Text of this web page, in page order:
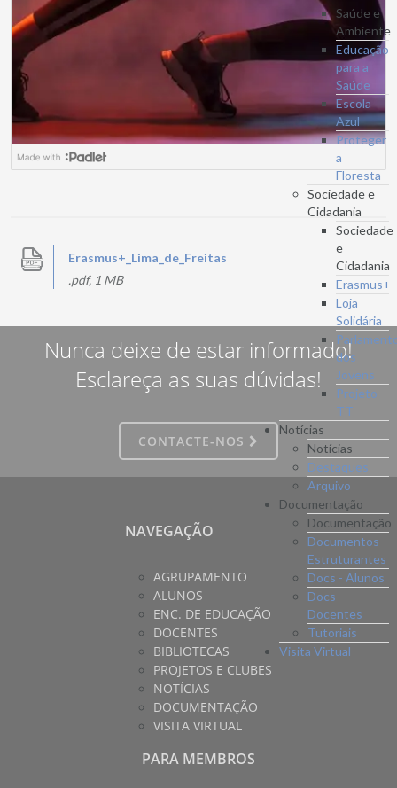
Saúde e
Ambiente
Educação
para a
Saúde
Escola
Azul
Proteger
a
Floresta
Sociedade e
Cidadania
Sociedade
e
Cidadania
Erasmus+
Loja
Solidária
dos
Jovens
Projeto
TT
Notícias
Notícias
Destaques
Arquivo
Documentação
Documentação
Documentos
Estruturantes
Docs - Alunos
Docs -
Docentes
Tutoriais
Visita Virtual
Erasmus+_Lima_de_Freitas
.pdf, 1 MB
Nunca deixe de estar informado!
Esclareça as suas dúvidas!
CONTACTE-NOS
NAVEGAÇÃO
AGRUPAMENTO
ALUNOS
ENC. DE EDUCAÇÃO
DOCENTES
BIBLIOTECAS
PROJETOS E CLUBES
NOTÍCIAS
DOCUMENTAÇÃO
VISITA VIRTUAL
PARA MEMBROS